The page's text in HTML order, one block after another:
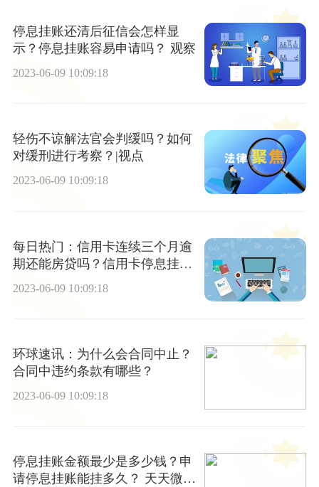
停息挂账还清后征信会怎样显
示？停息挂账容易申请吗？ 观察
2023-06-09 10:09:18
轻伤不谅解法官会判缓吗？如何
对缓刑进行考察？|视点
2023-06-09 10:09:18
每日热门：信用卡连续三个月逾
期还能房贷吗？信用卡停息挂账
2023-06-09 10:09:18
环球速讯：为什么会合同中止？
合同中违约条款有哪些？
2023-06-09 10:09:18
停息挂账金额最少是多少钱？申
请停息挂账能挂多久？ 天天微动